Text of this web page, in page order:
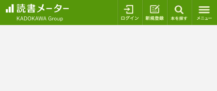
ログイン 新規登録